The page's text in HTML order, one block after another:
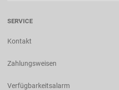
SERVICE
Kontakt
Zahlungsweisen
Verfügbarkeitsalarm